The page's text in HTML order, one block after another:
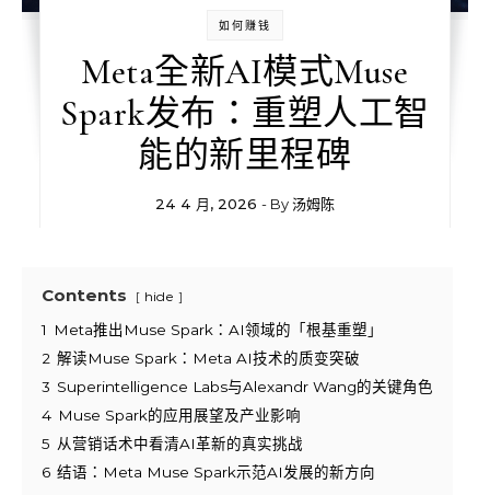
如何赚钱
Meta全新AI模式Muse
Spark发布：重塑人工智
能的新里程碑
24 4 月, 2026 - By汤姆陈
Contents hide
1
Meta推出Muse Spark：AI领域的「根基重塑」
2 解读Muse Spark：Meta AI技术的质变突破
3 Superintelligence Labs与Alexandr Wang的关键角色
4 Muse Spark的应用展望及产业影响
5 从营销话术中看清AI革新的真实挑战
6 结语：Meta Muse Spark示范AI发展的新方向